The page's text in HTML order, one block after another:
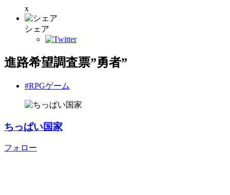
x
シェア
進路希望調査票”勇者”
#RPGゲーム
ちっぱい国家
フォロー